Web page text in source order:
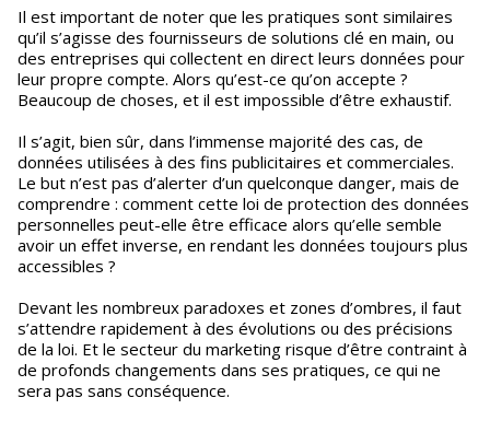
Il est important de noter que les pratiques sont similaires
qu’il s’agisse des fournisseurs de solutions clé en main, ou
des entreprises qui collectent en direct leurs données pour
leur propre compte. Alors qu’est-ce qu’on accepte ?
Beaucoup de choses, et il est impossible d’être exhaustif.
Il s’agit, bien sûr, dans l’immense majorité des cas, de
données utilisées à des fins publicitaires et commerciales.
Le but n’est pas d’alerter d’un quelconque danger, mais de
comprendre : comment cette loi de protection des données
personnelles peut-elle être efficace alors qu’elle semble
avoir un effet inverse, en rendant les données toujours plus
accessibles ?
Devant les nombreux paradoxes et zones d’ombres, il faut
s’attendre rapidement à des évolutions ou des précisions
de la loi. Et le secteur du marketing risque d’être contraint à
de profonds changements dans ses pratiques, ce qui ne
sera pas sans conséquence.